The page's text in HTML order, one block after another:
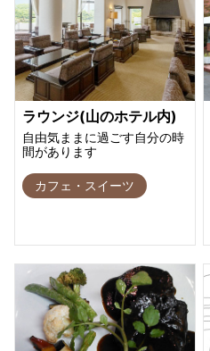
ラウンジ(山のホテル内)
自由気ままに過ごす自分の時
間があります
カフェ・スイーツ